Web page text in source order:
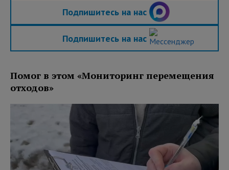
Подпишитесь на нас
Подпишитесь на нас
Помог в этом «Мониторинг перемещения
отходов»